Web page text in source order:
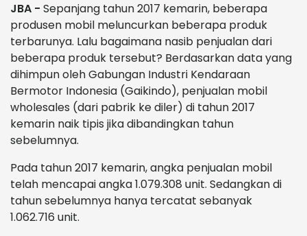
JBA - Sepanjang tahun 2017 kemarin, beberapa
produsen mobil meluncurkan beberapa produk
terbarunya. Lalu bagaimana nasib penjualan dari
beberapa produk tersebut? Berdasarkan data yang
dihimpun oleh Gabungan Industri Kendaraan
Bermotor Indonesia (Gaikindo), penjualan mobil
wholesales (dari pabrik ke diler) di tahun 2017
kemarin naik tipis jika dibandingkan tahun
sebelumnya.
Pada tahun 2017 kemarin, angka penjualan mobil
telah mencapai angka 1.079.308 unit. Sedangkan di
tahun sebelumnya hanya tercatat sebanyak
1.062.716 unit.